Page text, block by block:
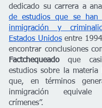
dedicado su carrera a
de estudios que se han
inmigración y
Estados Unidos entre
Factchequeado que
estudios sobre la materia
que, en términos
inmigración
crímenes”.